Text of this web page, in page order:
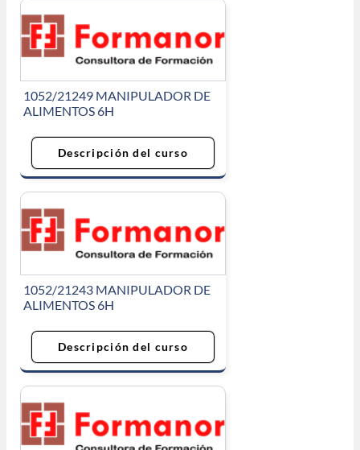
1052/21249 MANIPULADOR DE
ALIMENTOS 6H
Descripción del curso
1052/21243 MANIPULADOR DE
ALIMENTOS 6H
Descripción del curso